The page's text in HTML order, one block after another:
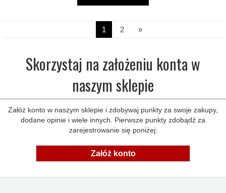
1 2 »
Skorzystaj na założeniu konta w
naszym sklepie
Załóż konto w naszym sklepie i zdobywaj punkty za swoje zakupy,
dodane opinie i wiele innych. Pierwsze punkty zdobądź za
zarejestrowanie się poniżej:
Załóż konto